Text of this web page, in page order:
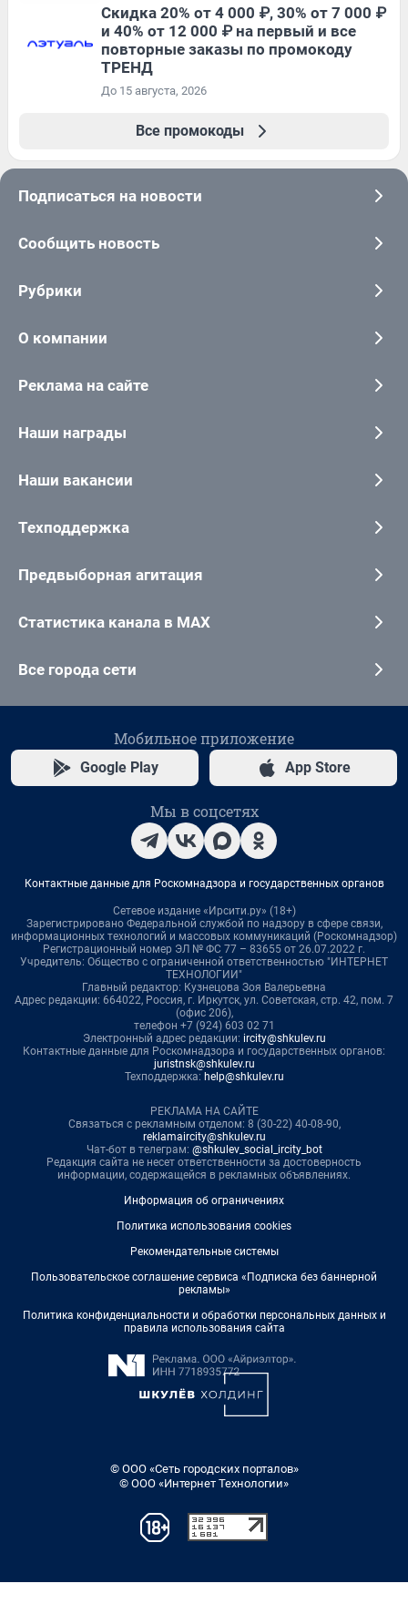
Скидка 20% от 4 000 ₽, 30% от 7 000 ₽
и 40% от 12 000 ₽ на первый и все
повторные заказы по промокоду
ТРЕНД
До 15 августа, 2026
Все промокоды
Подписаться на новости
Сообщить новость
Рубрики
О компании
Реклама на сайте
Наши награды
Наши вакансии
Техподдержка
Предвыборная агитация
Статистика канала в MAX
Все города сети
Мобильное приложение
Google Play App Store
Мы в соцсетях
Контактные данные для Роскомнадзора и государственных органов
Сетевое издание «Ирсити.ру» (18+)
Зарегистрировано Федеральной службой по надзору в сфере связи,
информационных технологий и массовых коммуникаций (Роскомнадзор)
Регистрационный номер ЭЛ № ФС 77 – 83655 от 26.07.2022 г.
Учредитель: Общество с ограниченной ответственностью "ИНТЕРНЕТ
ТЕХНОЛОГИИ"
Главный редактор: Кузнецова Зоя Валерьевна
Адрес редакции: 664022, Россия, г. Иркутск, ул. Советская, стр. 42, пом. 7
(офис 206),
телефон +7 (924) 603 02 71
Электронный адрес редакции: ircity@shkulev.ru
Контактные данные для Роскомнадзора и государственных органов:
juristnsk@shkulev.ru
Техподдержка: help@shkulev.ru
РЕКЛАМА НА САЙТЕ
Связаться с рекламным отделом: 8 (30-22) 40-08-90,
reklamaircity@shkulev.ru
Чат-бот в телеграм: @shkulev_social_ircity_bot
Редакция сайта не несет ответственности за достоверность
информации, содержащейся в рекламных объявлениях.
Информация об ограничениях
Политика использования cookies
Рекомендательные системы
Пользовательское соглашение сервиса «Подписка без баннерной
рекламы»
Политика конфиденциальности и обработки персональных данных и
правила использования сайта
© ООО «Сеть городских порталов»
© ООО «Интернет Технологии»